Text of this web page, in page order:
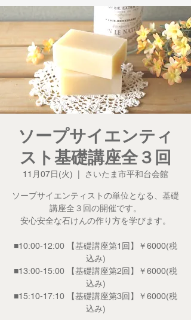
ソープサイエンティ
スト基礎講座全３回
11月07日(火) さいたま市平和台会館
ソープサイエンティストの単位となる、基礎
講座全３回の開催です。
安心安全な石けんの作り方を学びます。
■10:00-12:00 【基礎講座第1回】￥6000(税
込み)
■13:00-15:00 【基礎講座第2回】￥6000(税
込み)
■15:10-17:10 【基礎講座第3回】￥6000(税
込み)